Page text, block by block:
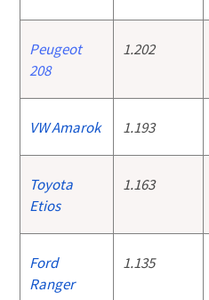
Peugeot
208
1.202
VW Amarok 1.193
Toyota
Etios
1.163
Ford
Ranger
1.135